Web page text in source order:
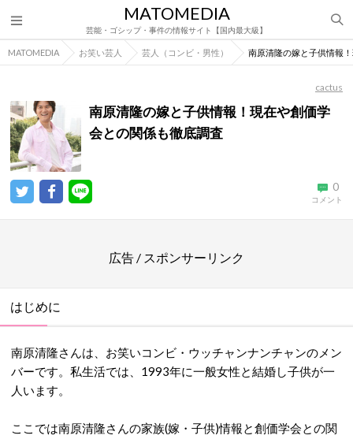
MATOMEDIA
芸能・ゴシップ・事件の情報サイト【国内最大級】
MATOMEDIA お笑い芸人 芸人（コンビ・男性） 南原清隆の嫁と子供情報
cactus
南原清隆の嫁と子供情報！現在や創価学
会との関係も徹底調査
0
コメント
広告 / スポンサーリンク
はじめに
南原清隆さんは、お笑いコンビ・ウッチャンナンチャンのメン
バーです。私生活では、1993年に一般女性と結婚し子供が一
人います。
ここでは南原清隆さんの家族(嫁・子供)情報と創価学会との関